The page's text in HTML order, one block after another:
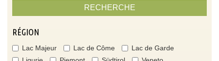
RECHERCHE
RÉGION
Lac Majeur Lac de Côme
Lac de Garde